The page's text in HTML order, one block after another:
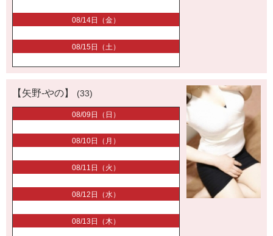
08/14日（金）
08/15日（土）
【矢野-やの】 (33)
08/09日（日）
08/10日（月）
08/11日（火）
08/12日（水）
08/13日（木）